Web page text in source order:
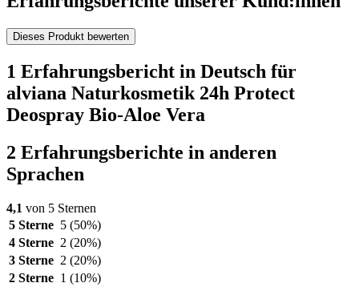
Dieses Produkt bewerten
1 Erfahrungsbericht in Deutsch für
alviana Naturkosmetik 24h Protect
Deospray Bio-Aloe Vera
2 Erfahrungsberichte in anderen
Sprachen
4,1 von 5 Sternen
5 Sterne 5 (50%)
4 Sterne 2 (20%)
3 Sterne 2 (20%)
2 Sterne 1 (10%)